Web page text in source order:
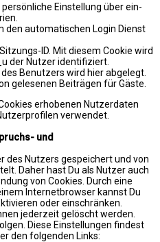
Einstellung über ein-
den automatischen Login Dienst
ID. Mit diesem Cookie wird
der Nutzer identifiziert.
Benutzers wird hier abgelegt.
gelesenen Beiträgen für Gäste.
erhobenen Nutzerdaten
verwendet.
und
des Nutzers gespeichert und von
Daher hast Du als Nutzer auch
von Cookies. Durch eine
Internetbrowser kannst Du
oder einschränken.
jederzeit gelöscht werden.
Diese Einstellungen findest
den folgenden Links: